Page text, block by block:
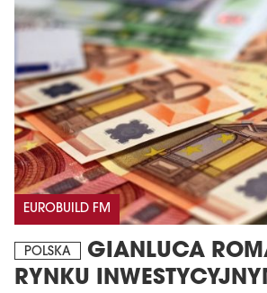
EUROBUILD FM
POLSKA
GIANLUCA
RYNKU